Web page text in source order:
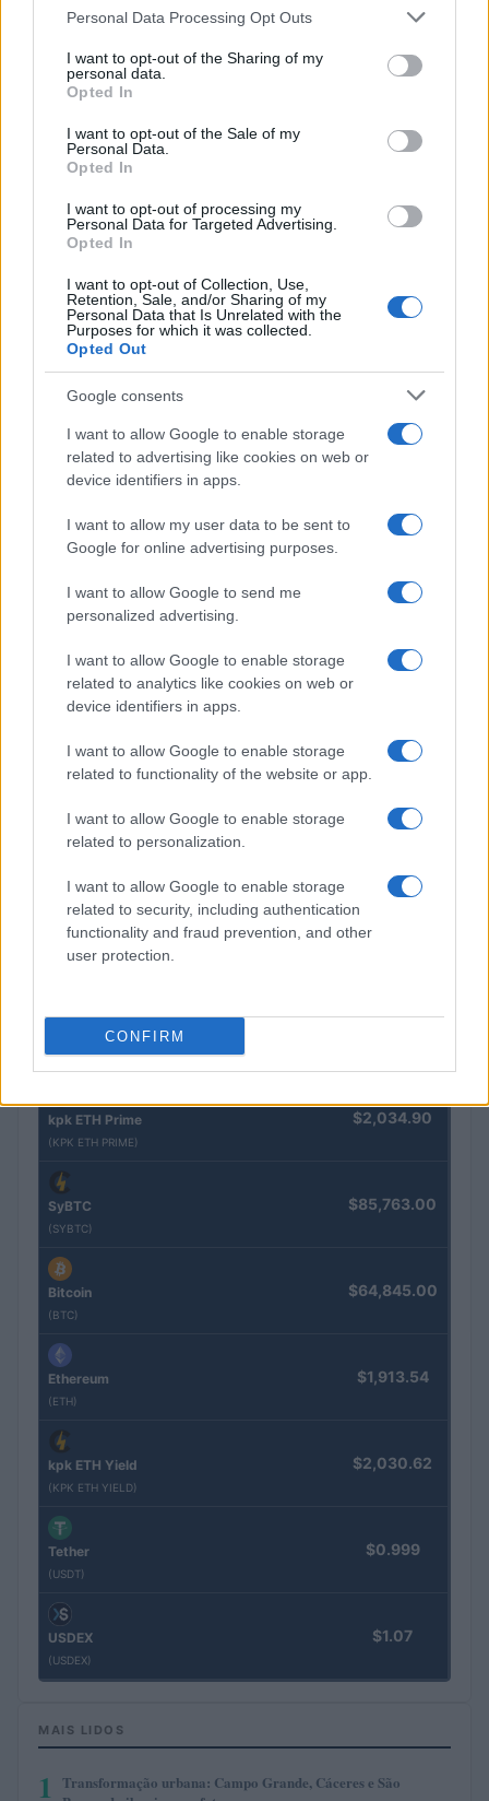
Please note that this website/app uses one or more Google
not limited to your visit or usage behaviour. You may click to
grant or deny consent to Google and its third-party tags to
use your data for below specified purposes in below Google
consent section.
Personal Data Processing Opt Outs
I want to opt-out of the Sharing of my
personal data.
Opted In
I want to opt-out of the Sale of my
Personal Data.
Opted In
I want to opt-out of processing my
Personal Data for Targeted Advertising.
Opted In
I want to opt-out of Collection, Use,
Retention, Sale, and/or Sharing of my
Personal Data that Is Unrelated with the
Purposes for which it was collected.
Opted Out
Google consents
I want to allow Google to enable storage
related to advertising like cookies on web or
device identifiers in apps.
I want to allow my user data to be sent to
Google for online advertising purposes.
I want to allow Google to send me
personalized advertising.
I want to allow Google to enable storage
related to analytics like cookies on web or
device identifiers in apps.
I want to allow Google to enable storage
related to functionality of the website or app.
I want to allow Google to enable storage
related to personalization.
I want to allow Google to enable storage
related to security, including authentication
functionality and fraud prevention, and other
user protection.
CONFIRM
Confira os números sorteados no concurso 3754 da Lotofácil
em São Paulo
Beatriz Almeida · 6 ago 2026
NEWS
Pesquisas eleitorais mostram Lula à frente de Flávio Bolsonaro
nas intenções de voto
Bruno Costa · 5 ago 2026
(KBTC)
Eureka Bridged PAX Gold (Terra
(JDB)
kpk ETH Prime
(KPK ETH PRIME)
$2,034.90
SyBTC
(SYBTC)
$85,763.00
Bitcoin
(BTC)
$64,845.00
Ethereum
(ETH)
$1,913.54
kpk ETH Yield
(KPK ETH YIELD)
$2,030.62
Tether
(USDT)
$0.999
USDEX
(USDEX)
$1.07
MAIS LIDOS
1 Transformação urbana: Campo Grande, Cáceres e São